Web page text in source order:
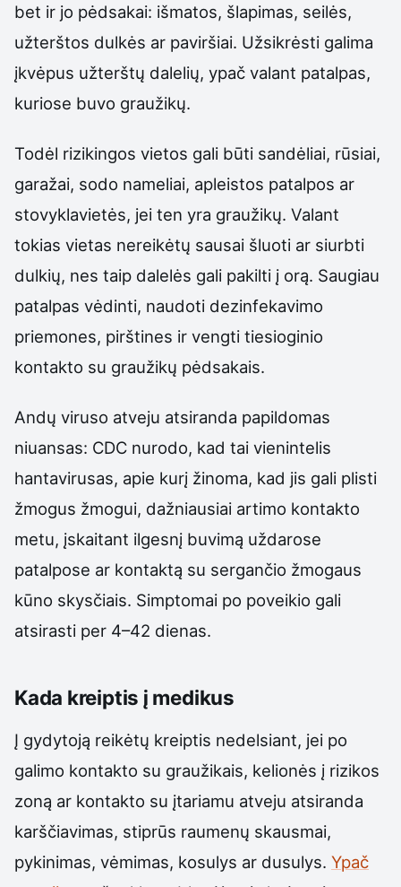
bet ir jo pėdsakai: išmatos, šlapimas, seilės,
užterštos dulkės ar paviršiai. Užsikrėsti galima
įkvėpus užterštų dalelių, ypač valant patalpas,
kuriose buvo graužikų.
Todėl rizikingos vietos gali būti sandėliai, rūsiai,
garažai, sodo nameliai, apleistos patalpos ar
stovyklavietės, jei ten yra graužikų. Valant
tokias vietas nereikėtų sausai šluoti ar siurbti
dulkių, nes taip dalelės gali pakilti į orą. Saugiau
patalpas vėdinti, naudoti dezinfekavimo
priemones, pirštines ir vengti tiesioginio
kontakto su graužikų pėdsakais.
Andų viruso atveju atsiranda papildomas
niuansas: CDC nurodo, kad tai vienintelis
hantavirusas, apie kurį žinoma, kad jis gali plisti
žmogus žmogui, dažniausiai artimo kontakto
metu, įskaitant ilgesnį buvimą uždarose
patalpose ar kontaktą su sergančio žmogaus
kūno skysčiais. Simptomai po poveikio gali
atsirasti per 4–42 dienas.
Kada kreiptis į medikus
Į gydytoją reikėtų kreiptis nedelsiant, jei po
galimo kontakto su graužikais, kelionės į rizikos
zoną ar kontakto su įtariamu atveju atsiranda
karščiavimas, stiprūs raumenų skausmai,
pykinimas, vėmimas, kosulys ar dusulys. Ypač